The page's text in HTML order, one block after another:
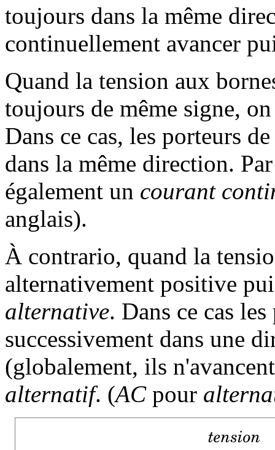
toujours dans la même
continuellement avancer
Quand la tension aux
toujours de même signe,
Dans ce cas, les porteurs
dans la même direction.
également un courant
anglais).
À contrario, quand la
alternativement positive
alternative. Dans ce cas
successivement dans une
(globalement, ils
alternatif. (ACpour